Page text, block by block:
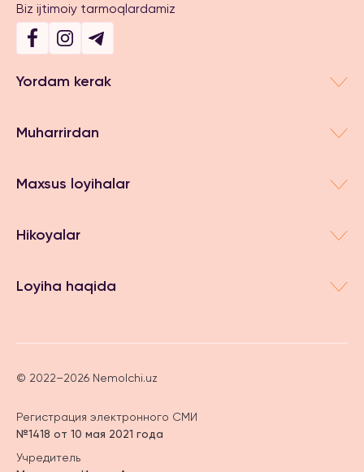
Biz ijtimoiy tarmoqlardamiz
Yordam kerak
Muharrirdan
Maxsus loyihalar
Hikoyalar
Loyiha haqida
© 2022–2026 Nemolchi.uz
Регистрация электронного СМИ
№1418 от 10 мая 2021 года
Учредитель